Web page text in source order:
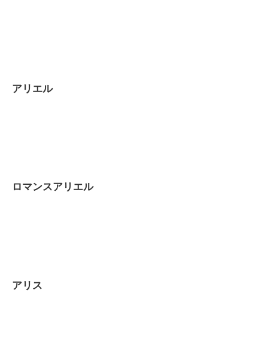
アリエル
ロマンスアリエル
アリス